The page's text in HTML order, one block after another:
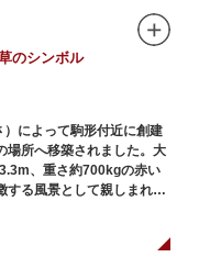
浮世絵師歌川広重の「名所
の松から不忍池辯天堂を見
っています。
山延暦寺」を意味してお
に数多くの堂舎が建立さ
うにょらい）で、伝教大師
代将軍の祈祷寺と菩提寺を
のシンボル
）によって駒形付近に創建
場所へ移築されました。大
、重さ約700kgの赤い
する風景として親しまれ、
けています。
（風神雷神の背後）に安
龍像」も見どころ。正式名